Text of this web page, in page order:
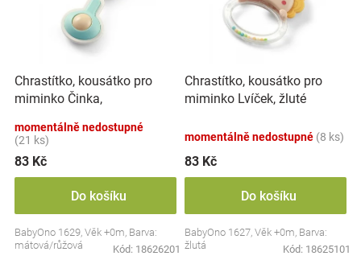
oblečení
Značky
ůo
d
u
k
ů
Chrastítko, kousátko pro
miminko Činka,
momentálně nedostupné
(21 ks)
83 Kč
Do košíku
BabyOno 1629, Věk +0m, Barva:
mátová/růžová
Kód: 18626201
Chrastítko, kousátko pro
miminko Lvíček, žluté
momentálně nedostupné (8 ks)
83 Kč
Do košíku
BabyOno 1627, Věk +0m, Barva:
žlutá
Kód: 18625101